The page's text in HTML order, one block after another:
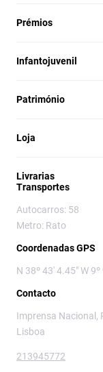
Prémios
Infantojuvenil
Património
Loja
Livrarias
Transportes
Autocarros: 58
Metro: Rato
Coordenadas GPS
N 38º 43' 4.45" W
Contacto
Imprensa Nacional,
Lisboa
213945772